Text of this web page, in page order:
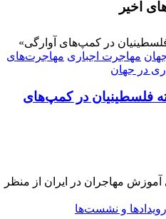
اخیر
مهاجرت اجباری مهاجرت‌های
در جهان
فلسطینیان در کمپ‌های
رویدادها و نشست‌ها